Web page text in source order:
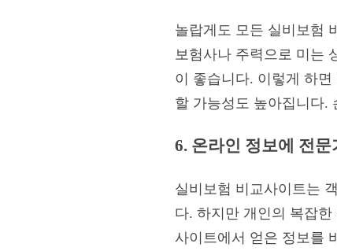
놀랍게도 모든 실비보험
보험사나 주력으로 미는
이 좋습니다. 이렇게 하
할 가능성도 높아집니다.
6. 온라인 정보에 전문
실비보험 비교사이트는
다. 하지만 개인의 복잡
사이트에서 얻은 정보를